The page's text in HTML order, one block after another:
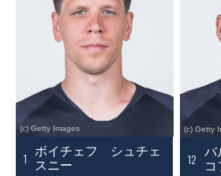
1
ボイチェフ シュチェ
スニー
12
バ
コ